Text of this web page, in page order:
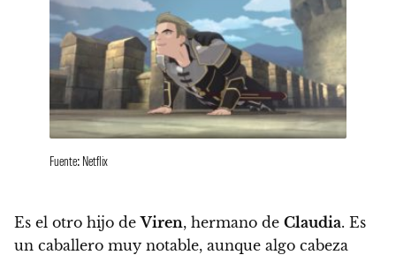
Fuente: Netflix
Es el otro hijo deViren, hermano de Claudia. Es
un caballero muy notable, aunque algo cabeza